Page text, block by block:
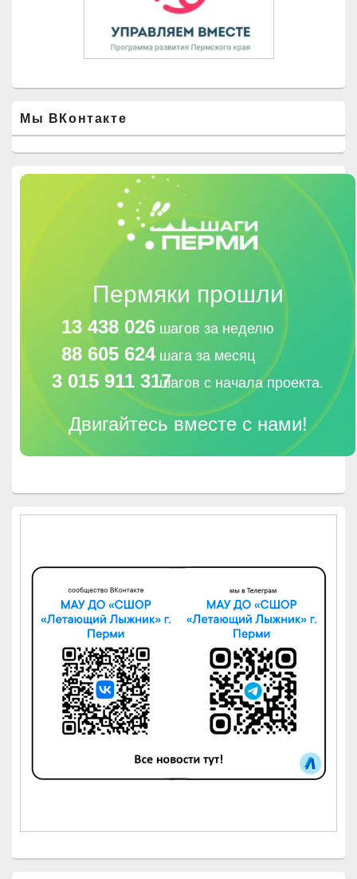
Мы ВКонтакте
Пермяки прошли
13 438 026 шагов за неделю
88 605 624шага за месяц
3 015 911 317шагов с начала проекта.
Двигайтесь вместе с нами!